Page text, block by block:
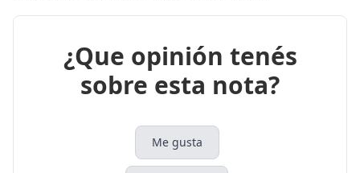
¿Que opinión tenés
sobre esta nota?
Me gusta